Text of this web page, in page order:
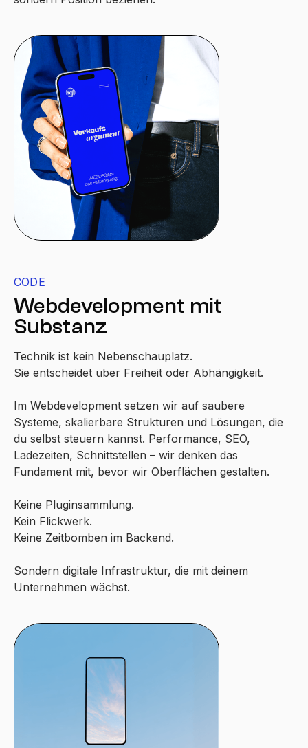
CODE
Webdevelopment mit
Substanz
Technik ist kein Nebenschauplatz.
Sie entscheidet über Freiheit oder Abhängigkeit.
Im Webdevelopment setzen wir auf saubere
Systeme, skalierbare Strukturen und Lösungen, die
du selbst steuern kannst. Performance, SEO,
Ladezeiten, Schnittstellen – wir denken das
Fundament mit, bevor wir Oberflächen gestalten.
Keine Pluginsammlung.
Kein Flickwerk.
Keine Zeitbomben im Backend.
Sondern digitale Infrastruktur, die mit deinem
Unternehmen wächst.